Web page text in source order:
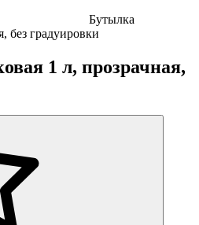
Бутылка
без градуировки
1 л, прозрачная,